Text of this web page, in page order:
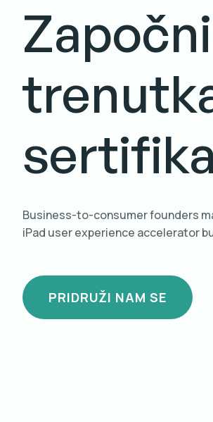
Business-to-consumer founders
iPad user experience accelerator
PRIDRUŽI NAM SE